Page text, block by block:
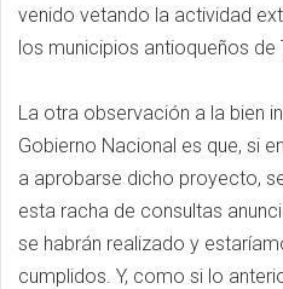
venido vetando la actividad
los municipios antioqueños de
La otra observación a la bien
Gobierno Nacional es que, si
a aprobarse dicho proyecto,
esta racha de consultas
se habrán realizado y
cumplidos. Y, como si lo